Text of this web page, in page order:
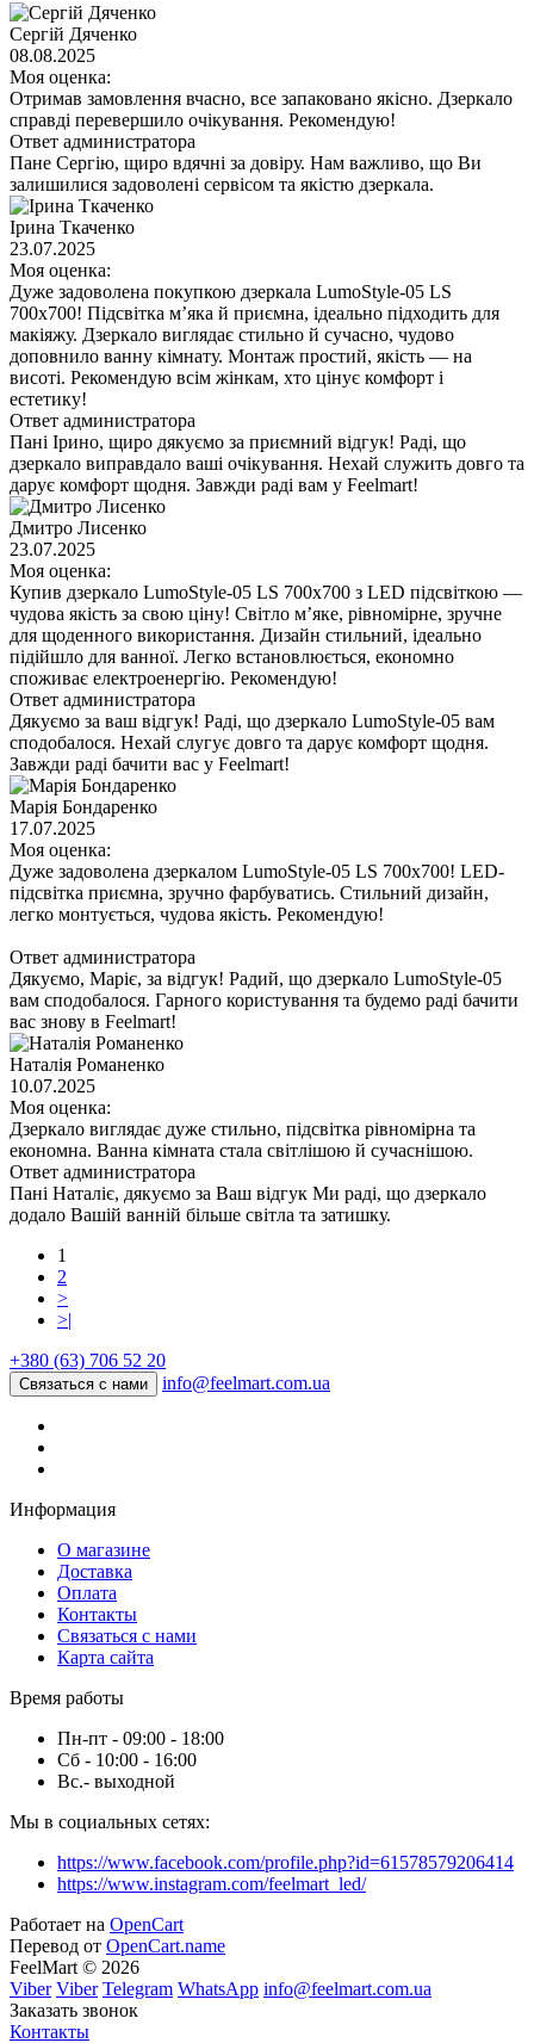
Сергій Дяченко
08.08.2025
Моя оценка:
Отримав замовлення вчасно, все запаковано якісно. Дзеркало
справді перевершило очікування. Рекомендую!
Ответ администратора
Пане Сергію, щиро вдячні за довіру. Нам важливо, що Ви
залишилися задоволені сервісом та якістю дзеркала.
Ірина Ткаченко
23.07.2025
Моя оценка:
Дуже задоволена покупкою дзеркала LumoStyle-05 LS
700x700! Підсвітка м’яка й приємна, ідеально підходить для
макіяжу. Дзеркало виглядає стильно й сучасно, чудово
доповнило ванну кімнату. Монтаж простий, якість — на
висоті. Рекомендую всім жінкам, хто цінує комфорт і
естетику!
Ответ администратора
Пані Ірино, щиро дякуємо за приємний відгук! Раді, що
дзеркало виправдало ваші очікування. Нехай служить довго та
дарує комфорт щодня. Завжди раді вам у Feelmart!
Дмитро Лисенко
23.07.2025
Моя оценка:
Купив дзеркало LumoStyle-05 LS 700x700 з LED підсвіткою —
чудова якість за свою ціну! Світло м’яке, рівномірне, зручне
для щоденного використання. Дизайн стильний, ідеально
підійшло для ванної. Легко встановлюється, економно
споживає електроенергію. Рекомендую!
Ответ администратора
Дякуємо за ваш відгук! Раді, що дзеркало LumoStyle-05 вам
сподобалося. Нехай слугує довго та дарує комфорт щодня.
Завжди раді бачити вас у Feelmart!
Марія Бондаренко
17.07.2025
Моя оценка:
Дуже задоволена дзеркалом LumoStyle-05 LS 700x700! LED-
підсвітка приємна, зручно фарбуватись. Стильний дизайн,
легко монтується, чудова якість. Рекомендую!
Ответ администратора
Дякуємо, Маріє, за відгук! Радий, що дзеркало LumoStyle-05
вам сподобалося. Гарного користування та будемо раді бачити
вас знову в Feelmart!
Наталія Романенко
10.07.2025
Моя оценка:
Дзеркало виглядає дуже стильно, підсвітка рівномірна та
економна. Ванна кімната стала світлішою й сучаснішою.
Ответ администратора
Пані Наталіє, дякуємо за Ваш відгук Ми раді, що дзеркало
додало Вашій ванній більше світла та затишку.
1
2
>
>|
+380 (63) 706 52 20
Связаться с нами info@feelmart.com.ua
Информация
О магазине
Доставка
Оплата
Контакты
Связаться с нами
Карта сайта
Время работы
Пн-пт - 09:00 - 18:00
Сб - 10:00 - 16:00
Вс.- выходной
Мы в социальных сетях:
https://www.facebook.com/profile.php?id=61578579206414
https://www.instagram.com/feelmart_led/
Работает на OpenCart
Перевод от OpenCart.name
FeelMart © 2026
Viber Viber Telegram WhatsApp info@feelmart.com.ua
Заказать звонок
Контакты